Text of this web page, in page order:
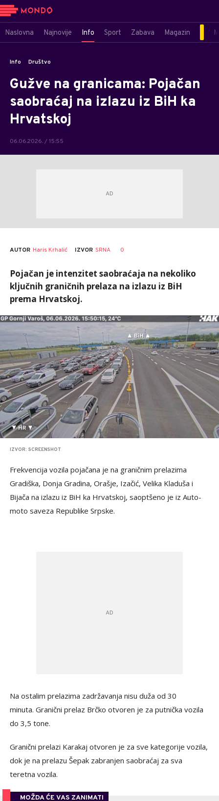
Naslovna Najnovije Info Sport Zabava Magazin
Info Društvo
Gužve na granicama: Pojačan
saobraćaj na izlazu iz BiH ka
Hrvatskoj
06.06.2026. / 15:55
AUTOR Haris Krhalić IZVOR SRNA 0
Pojačan je intenzitet saobraćaja na nekoliko
ključnih graničnih prelaza na izlazu iz BiH
prema Hrvatskoj.
IZVOR: SCREENSHOT
Frekvencija vozila pojačana je na graničnim prelazima
Gradiška, Donja Gradina, Orašje, Izačić, Velika Kladuša i
Bijača na izlazu iz BiH ka Hrvatskoj, saoptšeno je iz Auto-
moto saveza Republike Srpske.
Na ostalim prelazima zadržavanja nisu duža od 30
minuta. Granični prelaz Brčko otvoren je za putnička vozila
do 3,5 tone.
Granični prelazi Karakaj otvoren je za sve kategorije vozila,
dok je na prelazu Šepak zabranjen saobraćaj za sva
teretna vozila.
MOŽDA ĆE VAS ZANIMATI